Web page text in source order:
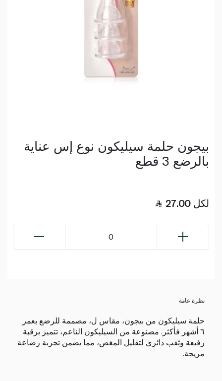
بيجون حلمة سيليكون نوع إس عناية
بالرضع 3 قطع
27.00 لكل
0
نظرة عامة
حلمة سيليكون من بيجون، مقاس ل، مصممة للرضع بعمر
٦ أشهر فأكثر. مصنوعة من السيليكون الناعم، تتميز برقبة
رفيعة وثقب دائري لتقليل المغص، مما يضمن تجربة رضاعة
مريحة.